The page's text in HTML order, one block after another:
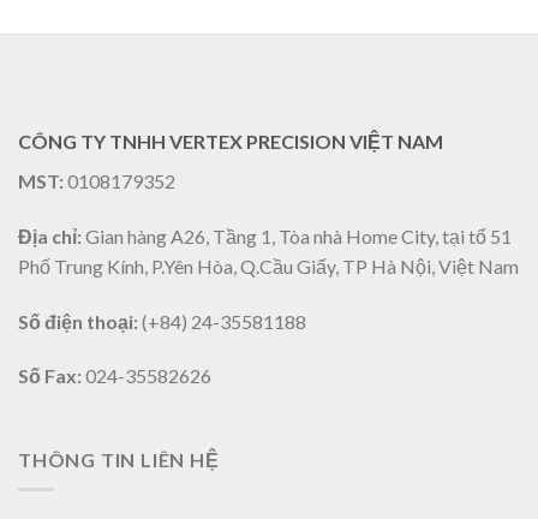
CÔNG TY TNHH VERTEX PRECISION VIỆT NAM
MST: 0108179352
Địa chỉ: Gian hàng A26, Tầng 1, Tòa nhà Home City, tại tổ 51
Phố Trung Kính, P.Yên Hòa, Q.Cầu Giấy, TP Hà Nội, Việt Nam
Số điện thoại: (+84) 24-35581188
Số Fax: 024-35582626
THÔNG TIN LIÊN HỆ